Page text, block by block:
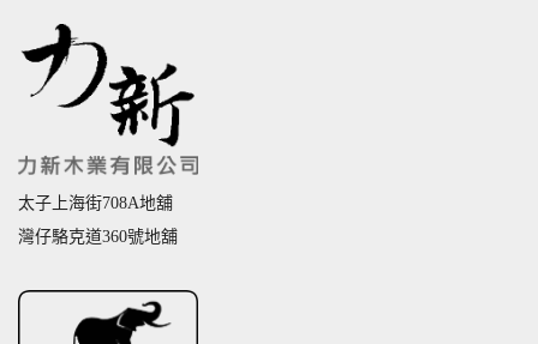
太子上海街708A地舖
灣仔駱克道360號地舖